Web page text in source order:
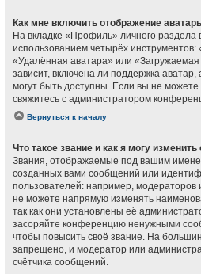
Как мне включить отображение
На вкладке «Профиль» личного раздела
использованием четырёх инструментов:
«Удалённая аватара» или
зависит, включена ли поддержка аватар,
могут быть доступны. Если вы не можете
свяжитесь с администратором
Вернуться к началу
Что такое звание и как я могу изменить
Звания, отображаемые под вашим
созданных вами сообщений или
пользователей: например,
не можете напрямую изменять
так как они установлены её
засоряйте конференцию ненужными
чтобы повысить своё звание. На
запрещено, и модератор или
счётчика сообщений.